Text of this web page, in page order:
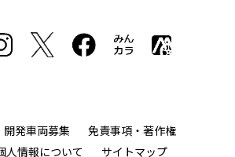
開発車両募集
免責事項・著作権
人情報について
サイトマップ